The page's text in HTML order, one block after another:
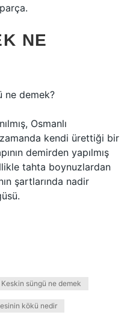
NE
ne demek?
Osmanlı
kendi ürettiği bir
demirden yapılmış
tahta boynuzlardan
şartlarında nadir
Keskin süngü ne demek
kökü nedir